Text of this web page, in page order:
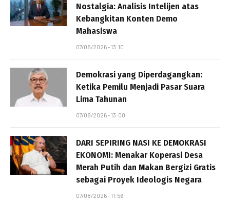
Nostalgia: Analisis Intelijen atas
Kebangkitan Konten Demo
Mahasiswa
07/08/2026 - 13:10
Demokrasi yang Diperdagangkan:
Ketika Pemilu Menjadi Pasar Suara
Lima Tahunan
07/08/2026 - 13:00
DARI SEPIRING NASI KE DEMOKRASI
EKONOMI: Menakar Koperasi Desa
Merah Putih dan Makan Bergizi Gratis
sebagai Proyek Ideologis Negara
07/08/2026 - 11:56